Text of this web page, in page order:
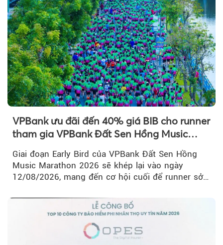
Theo
VPBank ưu đãi đến 40% giá BIB cho runner
tham gia VPBank Đất Sen Hồng Music
Giai đoạn Early Bird của VPBank Đất Sen Hồng
Music Marathon 2026 sẽ khép lại vào ngày
12/08/2026, mang đến cơ hội cuối để runner sở